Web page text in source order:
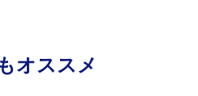
オススメ